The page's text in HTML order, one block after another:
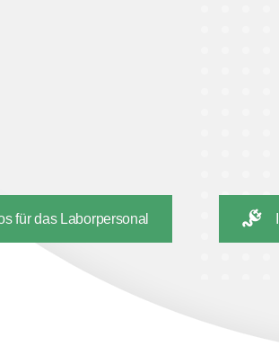
für das Laborpersonal